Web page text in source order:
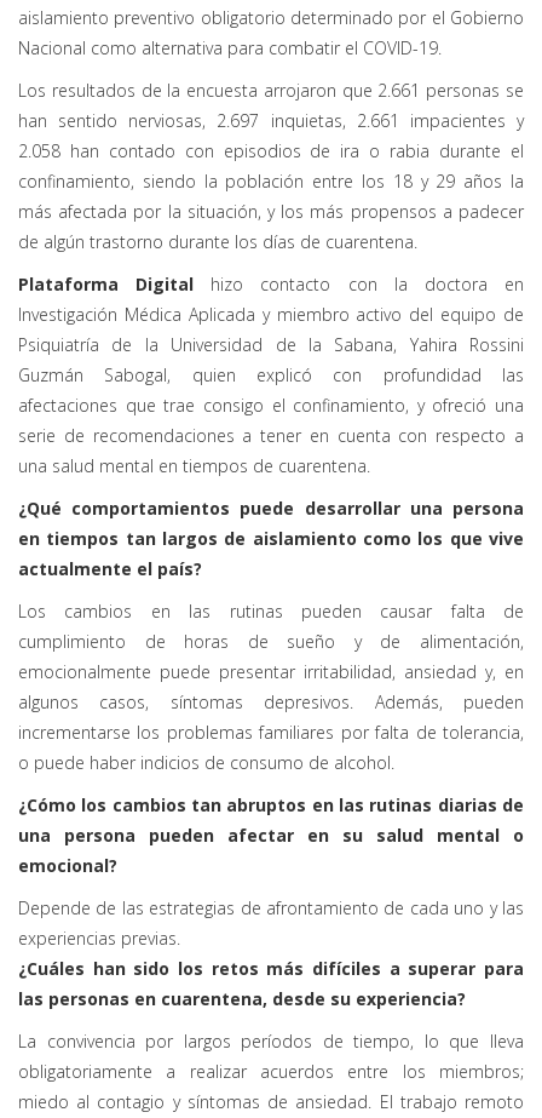
aislamiento preventivo obligatorio determinado por el Gobierno
Nacional como alternativa para combatir el COVID-19.
Los resultados de la encuesta arrojaron que 2.661 personas se
han sentido nerviosas, 2.697 inquietas, 2.661 impacientes y
2.058 han contado con episodios de ira o rabia durante el
confinamiento, siendo la población entre los 18 y 29 años la
más afectada por la situación, y los más propensos a padecer
de algún trastorno durante los días de cuarentena.
Plataforma Digital hizo contacto con la doctora en
Investigación Médica Aplicada y miembro activo del equipo de
Psiquiatría de la Universidad de la Sabana, Yahira Rossini
Guzmán Sabogal, quien explicó con profundidad las
afectaciones que trae consigo el confinamiento, y ofreció una
serie de recomendaciones a tener en cuenta con respecto a
una salud mental en tiempos de cuarentena.
¿Qué comportamientos puede desarrollar una persona
en tiempos tan largos de aislamiento como los que vive
actualmente el país?
Los cambios en las rutinas pueden causar falta de
cumplimiento de horas de sueño y de alimentación,
emocionalmente puede presentar irritabilidad, ansiedad y, en
algunos casos, síntomas depresivos. Además, pueden
incrementarse los problemas familiares por falta de tolerancia,
o puede haber indicios de consumo de alcohol.
¿Cómo los cambios tan abruptos en las rutinas diarias de
una persona pueden afectar en su salud mental o
emocional?
Depende de las estrategias de afrontamiento de cada uno y las
experiencias previas.
¿Cuáles han sido los retos más difíciles a superar para
las personas en cuarentena, desde su experiencia?
La convivencia por largos períodos de tiempo, lo que lleva
obligatoriamente a realizar acuerdos entre los miembros;
miedo al contagio y síntomas de ansiedad. El trabajo remoto